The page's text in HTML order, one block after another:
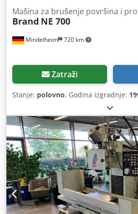
Mindelheim 720 km
Mašina za brušenje površina i
Brand NE 700
Zatraži
Stanje: polovno, Godina izgradnje: